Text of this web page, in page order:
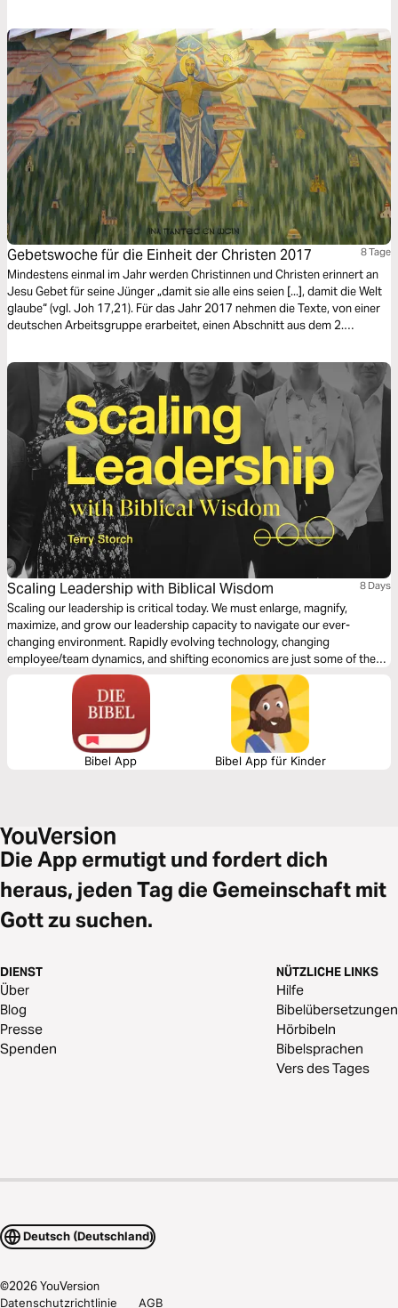
abladen, Vergebung erleben und frei werden!
Gebetswoche für die Einheit der Christen 2017 8 Tage
Mindestens einmal im Jahr werden Christinnen und Christen erinnert an
Jesu Gebet für seine Jünger „damit sie alle eins seien [...], damit die Welt
glaube“ (vgl. Joh 17,21). Für das Jahr 2017 nehmen die Texte, von einer
deutschen Arbeitsgruppe erarbeitet, einen Abschnitt aus dem 2.
uns" (2 Kor 5,17-21) auf.
Scaling Leadership with Biblical Wisdom 8 Days
Scaling our leadership is critical today. We must enlarge, magnify,
maximize, and grow our leadership capacity to navigate our ever-
changing environment. Rapidly evolving technology, changing
employee/team dynamics, and shifting economics are just some of the
issues we encounter. But don't think scaling our leadership is just for the
workplace. We must scale our leadership at home and in our
relationships. Dive in today to gain practical, relevant leadership insight.
Bibel App Bibel App für Kinder
Die App ermutigt und fordert dich
heraus, jeden Tag die Gemeinschaft mit
Gott zu suchen.
DIENST
Über
Blog
Presse
Spenden
NÜTZLICHE LINKS
Hilfe
Bibelübersetzungen
Hörbibeln
Bibelsprachen
Vers des Tages
Deutsch (Deutschland)
©2026YouVersion
Datenschutzrichtlinie AGB